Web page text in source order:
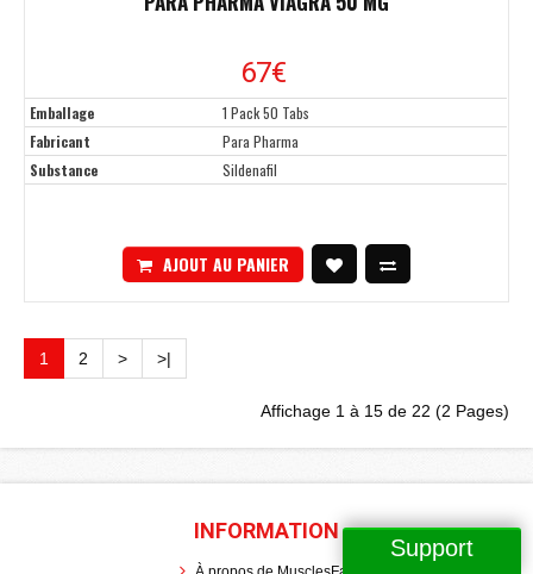
Support
67€
Emballage
1 Pack 50 Tabs
Fabricant
Para Pharma
Substance
Sildenafil
AJOUT AU PANIER
1 2 > >|
Affichage 1 à 15 de 22 (2 Pages)
INFORMATION